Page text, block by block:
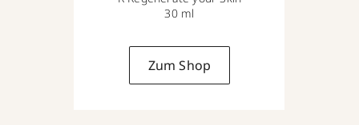
30 ml
Zum Shop